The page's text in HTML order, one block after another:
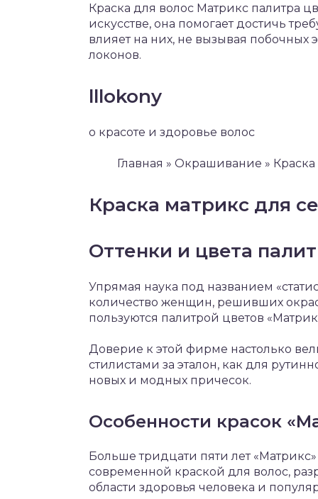
Краска для волос Матрикс палитра
искусстве, она помогает достичь
влияет на них, не вызывая побочных
локонов.
lllokony
о красоте и здоровье волос
Главная » Окрашивание »
Краска матрикс для
Оттенки и цвета
Упрямая наука под названием
количество женщин, решивших
пользуются палитрой цветов
Доверие к этой фирме настолько
стилистами за эталон, как для
новых и модных причесок.
Особенности красок
Больше тридцати пяти лет
современной краской для волос,
области здоровья человека и